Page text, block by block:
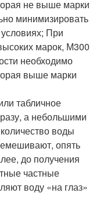
не выше марки
минимизировать
При
марок, М300
необходимо
выше марки
табличное
а небольшими
воды
опять
до получения
частные
воду «на глаз»